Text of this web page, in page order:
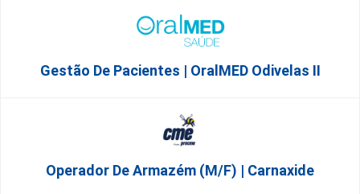
Gestão De Pacientes | OralMED Odivelas II
Operador De Armazém (m/f) | Carnaxide